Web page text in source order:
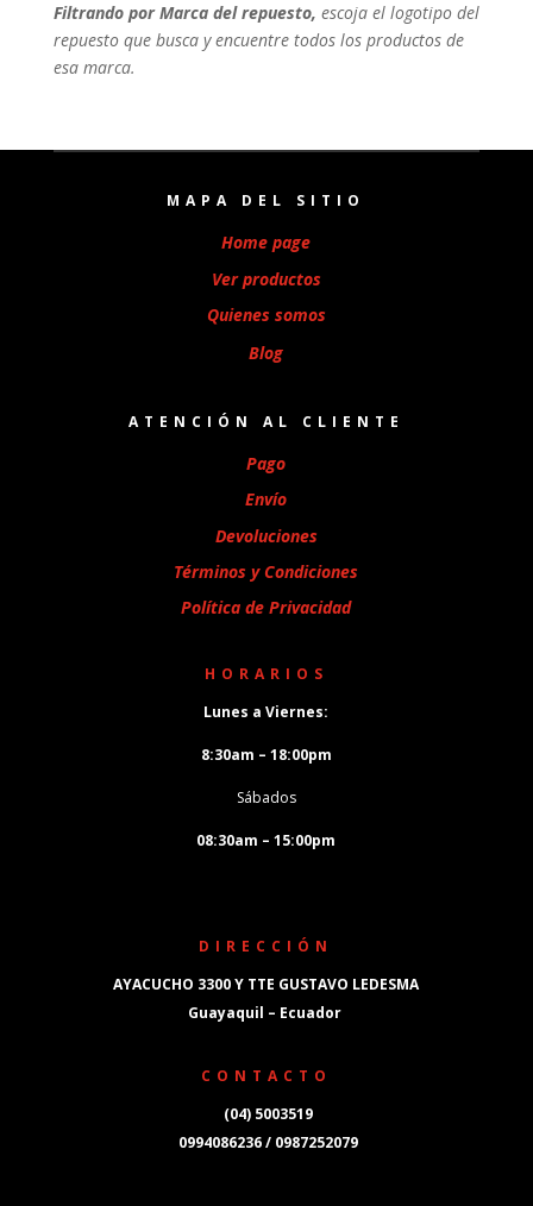
Filtrando por Marca del repuesto, escoja el logotipo del
repuesto que busca y encuentre todos los productos de
esa marca.
MAPA DEL SITIO
Home page
Ver productos
Quienes somos
Blog
ATENCIÓN AL CLIENTE
Pago
Envío
Devoluciones
Términos y Condiciones
Política de Privacidad
HORARIOS
Lunes a Viernes:
8:30am – 18:00pm
Sábados
08:30am – 15:00pm
DIRECCIÓN
AYACUCHO 3300 Y TTE GUSTAVO LEDESMA
Guayaquil – Ecuador
CONTACTO
(04) 5003519
0994086236 / 0987252079